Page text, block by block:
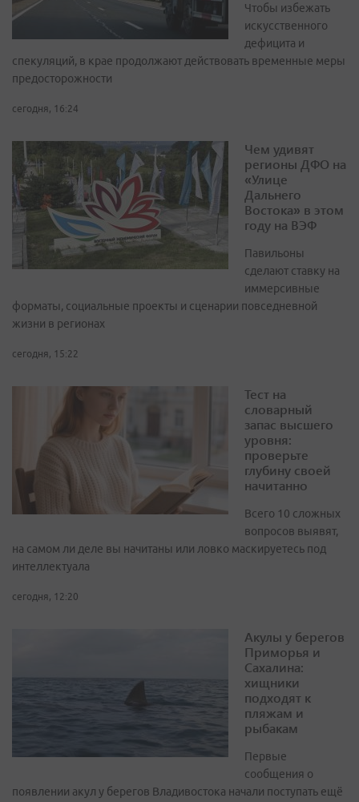
Чтобы избежать
искусственного
дефицита и
спекуляций, в крае продолжают действовать временные меры
предосторожности
сегодня, 16:24
Чем удивят
регионы ДФО на
«Улице
Дальнего
Востока» в этом
году на ВЭФ
Павильоны
сделают ставку на
иммерсивные
форматы, социальные проекты и сценарии повседневной
жизни в регионах
сегодня, 15:22
Тест на
словарный
запас высшего
уровня:
проверьте
глубину своей
начитанно
Всего 10 сложных
вопросов выявят,
на самом ли деле вы начитаны или ловко маскируетесь под
интеллектуала
сегодня, 12:20
Акулы у берегов
Приморья и
Сахалина:
хищники
подходят к
пляжам и
рыбакам
Первые
сообщения о
появлении акул у берегов Владивостока начали поступать ещё